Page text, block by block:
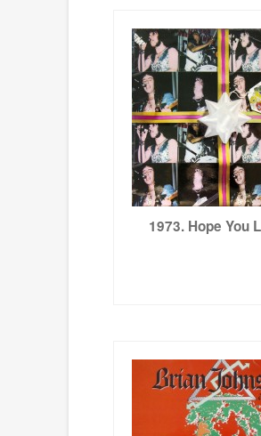
1973. Hope You